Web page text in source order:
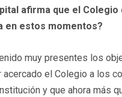
afirma que el Colegio
en estos momentos?
muy presentes los
el Colegio a los
y que ahora más